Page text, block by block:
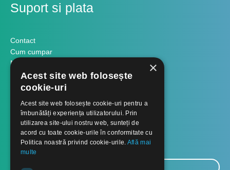
Suport si plata
Contact
Cum cumpar
Modalitati plata
Formular retur
Contact
Despre noi
Blog
×
Acest site web folosește
cookie-uri
Acest site web folosește cookie-uri pentru a
îmbunătăți experiența utilizatorului. Prin
utilizarea site-ului nostru web, sunteți de
acord cu toate cookie-urile în conformitate cu
Politica noastră privind cookie-urile. Află mai
multe